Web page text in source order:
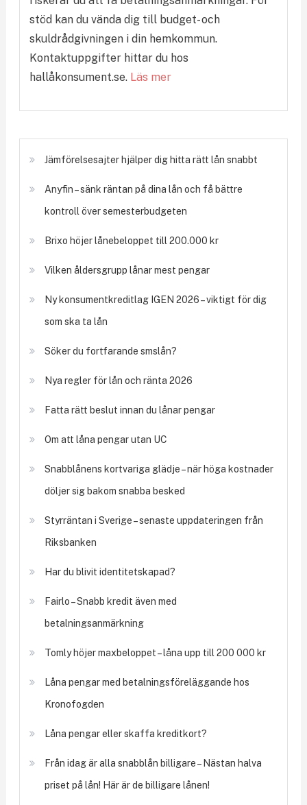
stöd kan du vända dig till budget- och
skuldrådgivningen i din hemkommun.
Kontaktuppgifter hittar du hos
hallåkonsument.se. Läs mer
Jämförelsesajter hjälper dig hitta rätt lån snabbt
Anyfin – sänk räntan på dina lån och få bättre
kontroll över semesterbudgeten
Brixo höjer lånebeloppet till 200.000 kr
Vilken åldersgrupp lånar mest pengar
Ny konsumentkreditlag IGEN 2026 – viktigt för dig
som ska ta lån
Söker du fortfarande smslån?
Nya regler för lån och ränta 2026
Fatta rätt beslut innan du lånar pengar
Om att låna pengar utan UC
Snabblånens kortvariga glädje – när höga kostnader
döljer sig bakom snabba besked
Styrräntan i Sverige – senaste uppdateringen från
Riksbanken
Har du blivit identitetskapad?
Fairlo – Snabb kredit även med
betalningsanmärkning
Tomly höjer maxbeloppet – låna upp till 200 000 kr
Låna pengar med betalningsföreläggande hos
Kronofogden
Låna pengar eller skaffa kreditkort?
Från idag är alla snabblån billigare – Nästan halva
priset på lån! Här är de billigare lånen!